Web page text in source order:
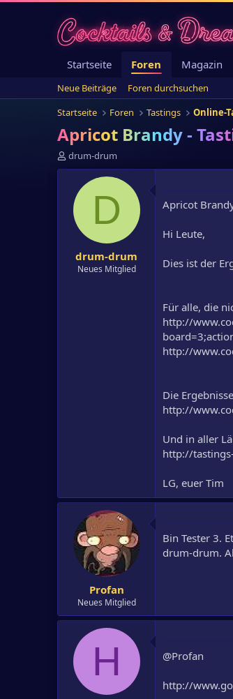
Startseite Foren Magazin
Neue Beiträge
Foren durchsuchen
Startseite
Foren Tastings Online-
Apricot Brandy -
E
r
drum-drum
D
drum-drum
Neues Mitglied
Apricot
Hi Leute,
Dies ist der
Für alle, die
http://
http://
Die
http://
Und in aller
http://
LG, euer Tim
Profan
Neues Mitglied
Bin Tester 3.
drum-drum.
H @Profan
http://